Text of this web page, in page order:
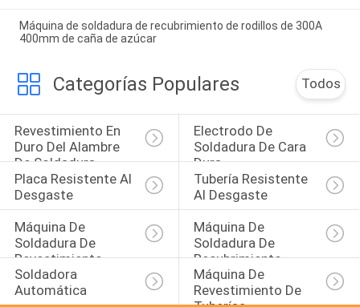
Máquina de soldadura de recubrimiento de rodillos de 300A
400mm de caña de azúcar
Categorías Populares Todos
Revestimiento En
Duro Del Alambre
De Soldadura
Electrodo De
Soldadura De Cara
Dura
Placa Resistente Al
Desgaste
Tubería Resistente
Al Desgaste
Máquina De
Soldadura De
Revestimiento
Máquina De
Soldadura De
Recubrimiento
Soldadora
Automática
Máquina De
Revestimiento De